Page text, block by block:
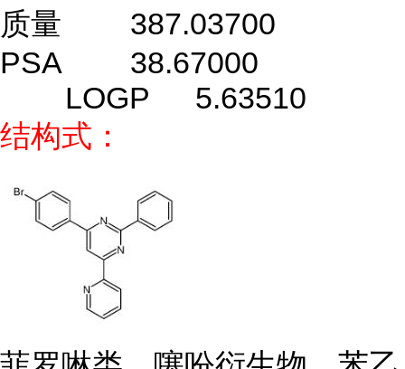
质量
387.03700
PSA
38.67000
LOGP
5.63510
结构式：